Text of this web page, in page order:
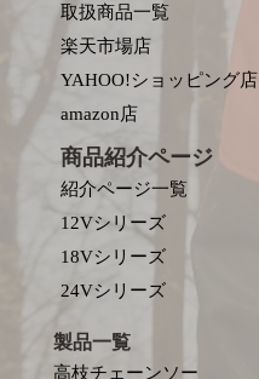
取扱商品一覧
楽天市場店
YAHOO!ショッピング店
amazon店
商品紹介ページ
紹介ページ一覧
12Vシリーズ
18Vシリーズ
​24Vシリーズ
製品一覧
高枝チェーンソー